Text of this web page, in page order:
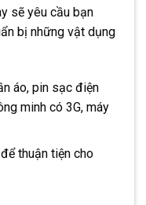
sẽ yêu cầu bạn
bị những vật dụng
áo, pin sạc điện
minh có 3G, máy
thuận tiện cho